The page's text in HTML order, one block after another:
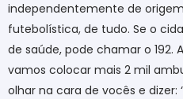
independentemente de
futebolística, de tudo. Se o
de saúde, pode chamar o 192.
vamos colocar mais 2 mil
olhar na cara de vocês e dizer: